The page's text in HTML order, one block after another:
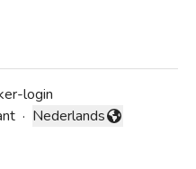
login
· Taal wijzigen
Nederlands